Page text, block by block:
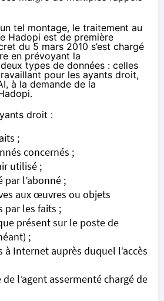
tel montage, le traitement au
Hadopi est de première
du 5 mars 2010 s’est chargé
en prévoyant la
types de données : celles
pour les ayants droit,
, à la demande de la
.
droit :
;
concernés ;
utilisé ;
l’abonné ;
aux œuvres ou objets
par les faits ;
présent sur le poste de
;
à Internet auprès duquel l’accès
l’agent assermenté chargé de